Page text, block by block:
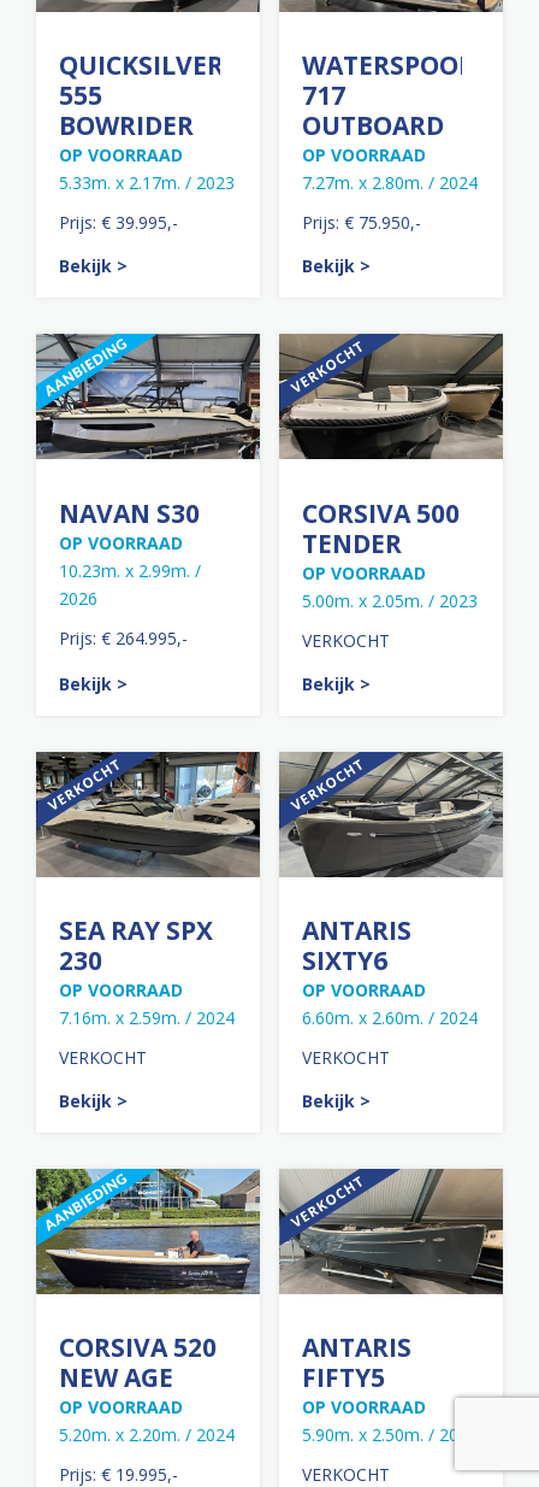
QUICKSILVER
555
BOWRIDER
OP VOORRAAD
5.33m. x 2.17m. / 2023
Prijs: € 39.995,-
Bekijk >
WATERSPOOR
717
OUTBOARD
OP VOORRAAD
7.27m. x 2.80m. / 2024
Prijs: € 75.950,-
Bekijk >
NAVAN S30
OP VOORRAAD
10.23m. x 2.99m. /
2026
Prijs: € 264.995,-
Bekijk >
CORSIVA 500
TENDER
OP VOORRAAD
5.00m. x 2.05m. / 2023
VERKOCHT
Bekijk >
SEA RAY SPX
230
OP VOORRAAD
7.16m. x 2.59m. / 2024
VERKOCHT
Bekijk >
ANTARIS
SIXTY6
OP VOORRAAD
6.60m. x 2.60m. / 2024
VERKOCHT
Bekijk >
CORSIVA 520
NEW AGE
OP VOORRAAD
5.20m. x 2.20m. / 2024
Prijs: € 19.995,-
ANTARIS
FIFTY5
OP VOORRAAD
5.90m. x 2.50m. / 2024
VERKOCHT